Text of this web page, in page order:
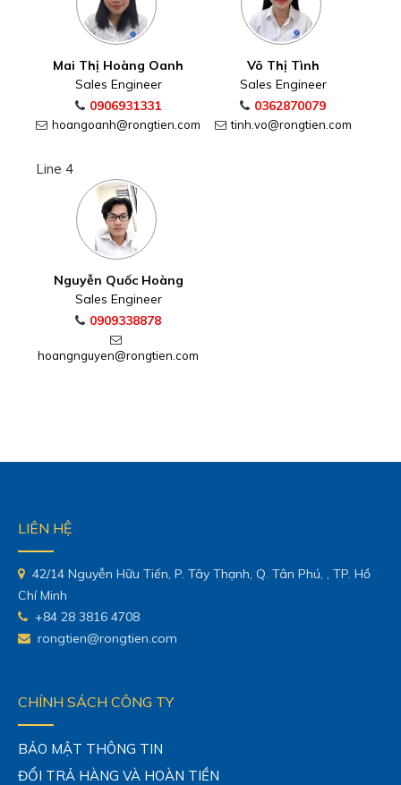
Mai Thị Hoàng Oanh
Sales Engineer
0906931331
hoangoanh@rongtien.com
Võ Thị Tình
Sales Engineer
0362870079
tinh.vo@rongtien.com
Line 4
Nguyễn Quốc Hoàng
Sales Engineer
0909338878
hoangnguyen@rongtien.com
LIÊN HỆ
42/14 Nguyễn Hữu Tiến, P. Tây Thạnh, Q. Tân Phú, , TP. Hồ
Chí Minh
+84 28 3816 4708
rongtien@rongtien.com
CHÍNH SÁCH CÔNG TY
BẢO MẬT THÔNG TIN
ĐỔI TRẢ HÀNG VÀ HOÀN TIỀN